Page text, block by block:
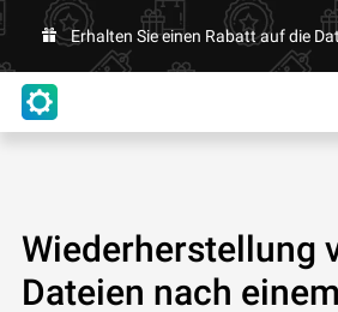
Erhalten Sie einen Rabatt auf die
Wiederherstellung
Dateien nach einem